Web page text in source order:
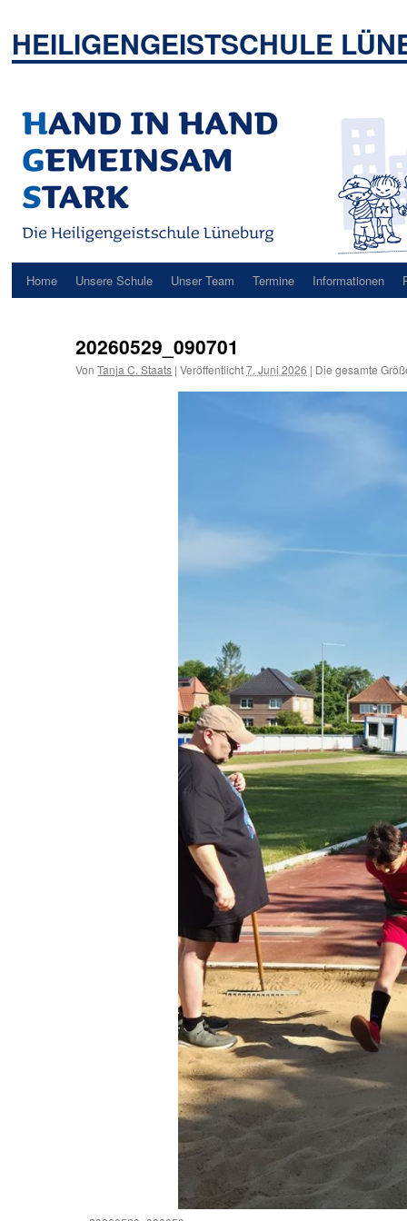
springen
HEILIGENGEISTSCHULE
Home Unsere Schule Unser Team Termine Informationen
20260529_090701
Von Tanja C. Staats | Veröffentlicht 7. Juni 2026 | Die gesamte